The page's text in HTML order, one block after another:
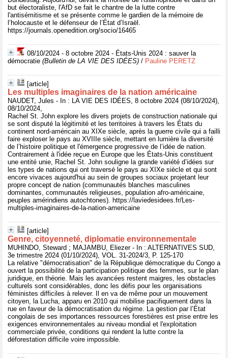
but électoraliste, l'AfD se fait le chantre de la lutte contre
l'antisémitisme et se présente comme le gardien de la mémoire de
l’holocauste et le défenseur de l’État d’Israël.
https://journals.openedition.org/socio/16465
08/10/2024 - 8 octobre 2024 - États-Unis 2024 : sauver la
démocratie (Bulletin de LA VIE DES IDÉES) / Pauline PERETZ
[article]
Les multiples imaginaires de la nation américaine
NAUDET, Jules - In : LA VIE DES IDÉES, 8 octobre 2024 (08/10/2024),
08/10/2024,
Rachel St. John explore les divers projets de construction nationale qui
se sont disputé la légitimité et les territoires à travers les États du
continent nord-américain au XIXe siècle, après la guerre civile qui a failli
faire exploser le pays au XVIIIe siècle, mettant en lumière la diversité
de l’histoire politique et l'émergence progressive de l’idée de nation.
Contrairement à l'idée reçue en Europe que les États-Unis constituent
une entité unie, Rachel St. John souligne la grande variété d’idées sur
les types de nations qui ont traversé le pays au XIXe siècle et qui sont
encore vivaces aujourd'hui au sein de groupes sociaux projetant leur
propre concept de nation (communautés blanches masculines
dominantes, communautés religieuses, population afro-américaine,
peuples amérindiens autochtones). https://laviedesidees.fr/Les-
multiples-imaginaires-de-la-nation-americaine
[article]
Genre, citoyenneté, diplomatie environnementale
MUHINDO, Steward ; MAJAMBU, Eliezer - In : ALTERNATIVES SUD,
3e trimestre 2024 (01/10/2024), VOL. 31-2024/3, P. 125-170
La relative "démocratisation" de la République démocratique du Congo a
ouvert la possibilité de la participation politique des femmes, sur le plan
juridique, en théorie. Mais les avancées restent maigres, les obstacles
culturels sont considérables, donc les défis pour les organisations
féministes difficiles à relever. Il en va de même pour un mouvement
citoyen, la Lucha, apparu en 2010 qui mobilise pacifiquement dans la
rue en faveur de la démocratisation du régime. La gestion par l’État
congolais de ses importances ressources forestières est prise entre les
exigences environnementales au niveau mondial et l'exploitation
commerciale privée, conditions qui rendent la lutte contre la
déforestation difficile voire impossible.